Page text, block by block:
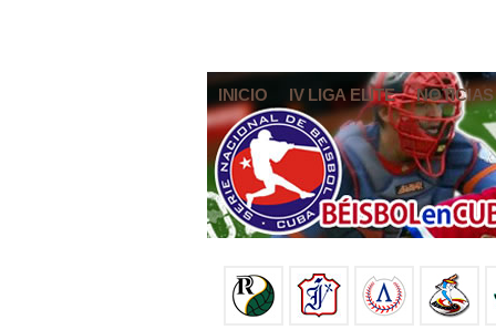
INICIO IV LIGA ELITE NOTICIAS